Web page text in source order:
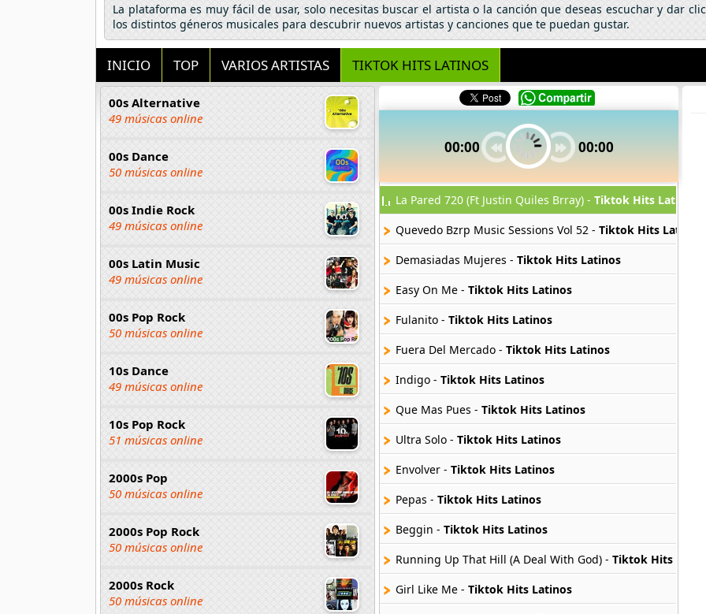
La plataforma es muy fácil de usar, solo necesitas buscar el artista o la canción que deseas escuchar y dar
los distintos géneros musicales para descubrir nuevos artistas y canciones que te puedan gustar.
INICIO TOP VARIOS ARTISTAS TIKTOK HITS LATINOS
00s Alternative
49 músicas online
00s Dance
50 músicas online
00s Indie Rock
49 músicas online
00s Latin Music
49 músicas online
00s Pop Rock
50 músicas online
10s Dance
49 músicas online
10s Pop Rock
51 músicas online
2000s Pop
50 músicas online
2000s Pop Rock
50 músicas online
2000s Rock
50 músicas online
00:00 00:00
La Pared 720 (Ft Justin Quiles Brray) - Tiktok Hits Latinos
Quevedo Bzrp Music Sessions Vol 52 - Tiktok Hits Latinos
Demasiadas Mujeres - Tiktok Hits Latinos
Easy On Me - Tiktok Hits Latinos
Fulanito - Tiktok Hits Latinos
Fuera Del Mercado - Tiktok Hits Latinos
Indigo - Tiktok Hits Latinos
Que Mas Pues - Tiktok Hits Latinos
Ultra Solo - Tiktok Hits Latinos
Envolver - Tiktok Hits Latinos
Pepas - Tiktok Hits Latinos
Beggin - Tiktok Hits Latinos
Running Up That Hill (A Deal With God) - Tiktok Hits
Girl Like Me - Tiktok Hits Latinos